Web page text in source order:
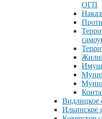
ОГП
Видлицкое
Ильинское